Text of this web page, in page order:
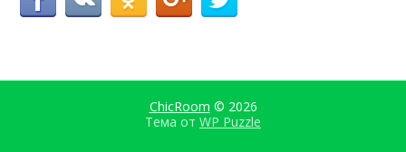
ChicRoom © 2026
Тема от WP Puzzle